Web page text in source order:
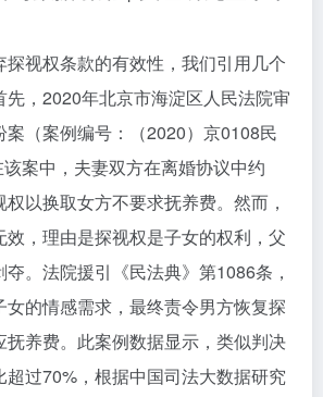
探视权条款的有效性，我们引用几个
先，2020年北京市海淀区人民法院审
案（案例编号：（2020）京0108民
案中，夫妻双方在离婚协议中约
以换取女方不要求抚养费。然而，
，理由是探视权是子女的权利，父
。法院援引《民法典》第1086条，
的情感需求，最终责令男方恢复探
抚养费。此案例数据显示，类似判决
超过70%，根据中国司法大数据研究